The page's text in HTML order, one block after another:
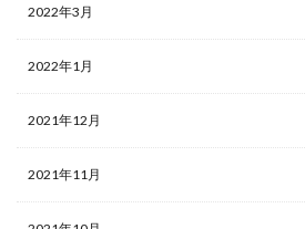
2022年3月
2022年1月
2021年12月
2021年11月